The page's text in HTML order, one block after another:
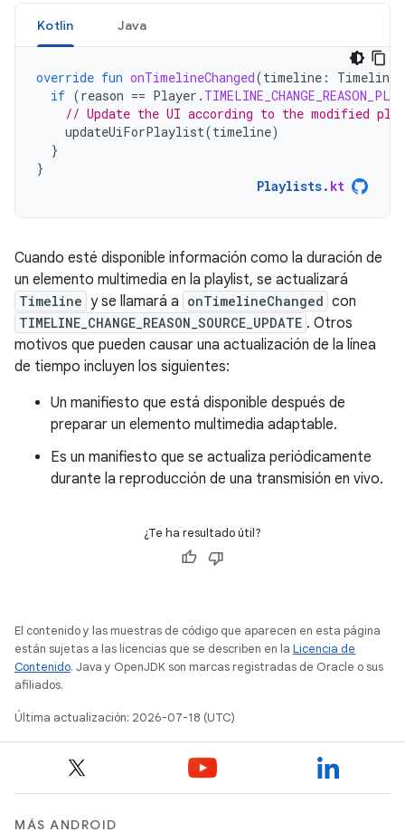
Kotlin Java
override fun onTimelineChanged(timeline : Timeline
if (reason == Player .
// Update the UI according to the modified
updateUiForPlaylist(timeline)
}
}
Playlists. kt
Cuando esté disponible información como la duración de
un elemento multimedia en la playlist, se actualizará
Timeline y se llamará a onTimelineChanged con
TIMELINE_CHANGE_REASON_SOURCE_UPDATE . Otros
motivos que pueden causar una actualización de la línea
de tiempo incluyen los siguientes:
Un manifiesto que está disponible después de
preparar un elemento multimedia adaptable.
Es un manifiesto que se actualiza periódicamente
durante la reproducción de una transmisión en vivo.
¿Te ha resultado útil?
El contenido y las muestras de código que aparecen en esta página
están sujetas a las licencias que se describen en la Licencia de
Contenido. Java y OpenJDK son marcas registradas de Oracle o sus
afiliados.
Última actualización: 2026-07-18 (UTC)
MÁS ANDROID